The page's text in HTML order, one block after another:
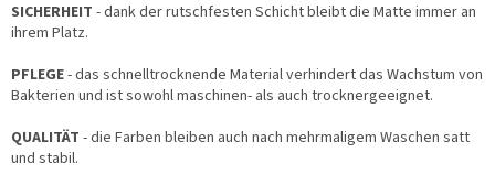
SICHERHEIT - dank der rutschfesten Schicht bleibt die Matte immer an
ihrem Platz.
PFLEGE- das schnelltrocknende Material verhindert das Wachstum von
Bakterien und ist sowohl maschinen- als auch trocknergeeignet.
QUALITÄT - die Farben bleiben auch nach mehrmaligem Waschen satt
und stabil.